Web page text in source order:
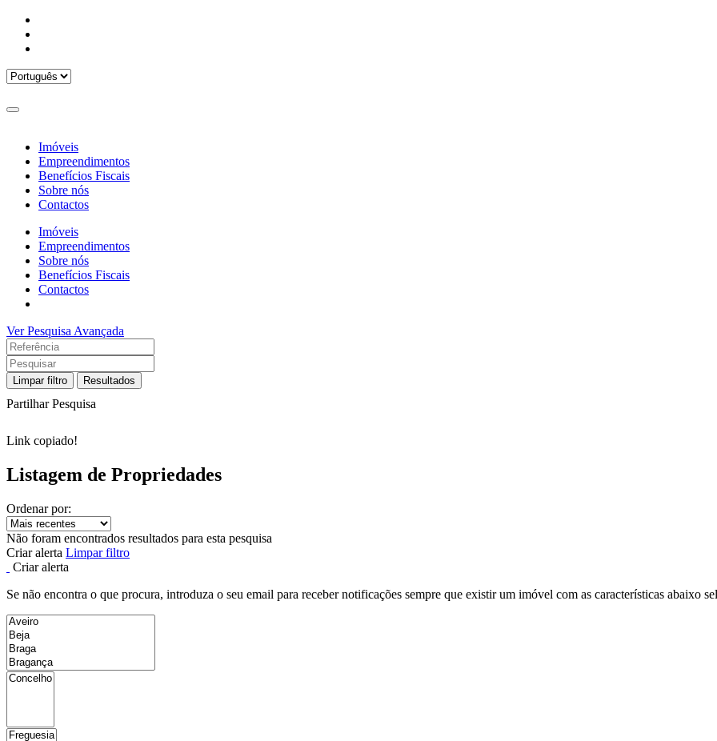
Imóveis
Empreendimentos
Benefícios Fiscais
Sobre nós
Contactos
Imóveis
Empreendimentos
Sobre nós
Benefícios Fiscais
Contactos
Ver Pesquisa Avançada
Limpar filtro Resultados
Partilhar Pesquisa
Link copiado!
Listagem de Propriedades
Ordenar por:
Não foram encontrados resultados para esta pesquisa
Criar alerta Limpar filtro
Criar alerta
Se não encontra o que procura, introduza o seu email para receber notificações sempre que existir um imóvel com as características abaixo